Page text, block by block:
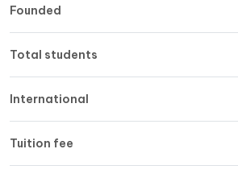
Founded
Total students
International
Tuition fee